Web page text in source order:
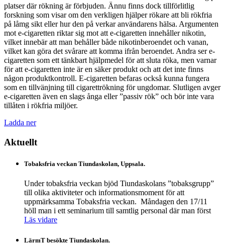
platser där rökning är förbjuden. Ännu finns dock tillförlitlig
forskning som visar om den verkligen hjälper rökare att bli rökfria
på låmg sikt eller hur den på verkar användarens hälsa. Argumenten
mot e-cigaretten riktar sig mot att e-cigaretten innehåller nikotin,
vilket innebär att man behåller både nikotinberoendet och vanan,
vilket kan göra det svårare att komma ifrån beroendet. Andra ser e-
cigaretten som ett tänkbart hjälpmedel för att sluta röka, men varnar
för att e-cigaretten inte är en säker produkt och att det inte finns
någon produktkontroll. E-cigaretten befaras också kunna fungera
som en tillvänjning till cigarettrökning för ungdomar. Slutligen avger
e-cigaretten även en slags ånga eller ”passiv rök” och bör inte vara
tillåten i rökfria miljöer.
Ladda ner
Aktuellt
Tobaksfria veckan Tiundaskolan, Uppsala.
Under tobaksfria veckan bjöd Tiundaskolans ”tobaksgrupp”
till olika aktiviteter och informationsmoment för att
uppmärksamma Tobaksfria veckan. Måndagen den 17/11
höll man i ett seminarium till samtlig personal där man först
Läs vidare
LärmT besökte Tiundaskolan.